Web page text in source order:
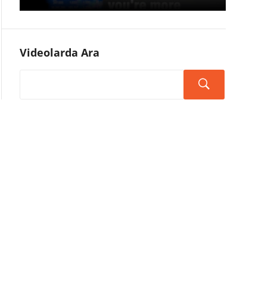
Videolarda Ara